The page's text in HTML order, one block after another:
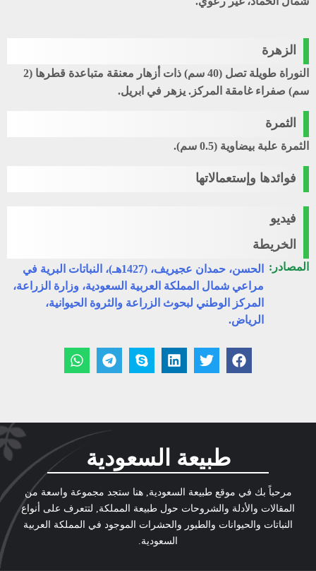
الزهرة
النوراة طويلة تصل (40 سم) ذات أزهار معنقة متباعدة قطرها (2
سم) صفراء غامقة المركز. يزهر في ابريل.
الثمرة
الثمرة علبة بيضاوية (0.5 سم).
فوائدها وإستعمالاتها
فيديو
الخريطة
المصادر:
الحسن، حمدان عجيريف، (1427هـ)، النباتات البرية في
مراعي شمال المملكة العربية السعودية، وزارة الزراعة،
المركز الوطني لبحوث الزراعة والثروة الحيوانية،
الرياض.
طبيعة السعودية
مرحباً بك في موقع طبيعة السعودية, هنا ستجد مجموعة واسعة من
المقالات والأدلة والشروحات حول طبيعة المملكة, لتتعرف على أنواع
النباتات والحيوانات والطيور والحشرات الموجود في المملكة العربية
السعودية.